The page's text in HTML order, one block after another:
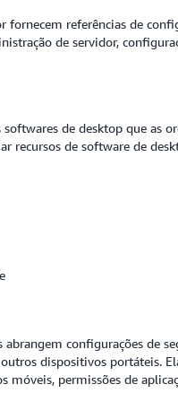
fornecem referências de
de servidor,
de desktop que as
recursos de software de
configurações de
dispositivos portáteis.
móveis, permissões de